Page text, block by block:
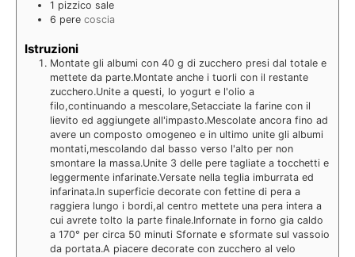
1 pizzico sale
6 pere coscia
Istruzioni
Montate gli albumi con 40 g di zucchero presi dal totale e
mettete da parte.Montate anche i tuorli con il restante
zucchero.Unite a questi, lo yogurt e l'olio a
filo,continuando a mescolare,Setacciate la farine con il
lievito ed aggiungete all'impasto.Mescolate ancora fino ad
avere un composto omogeneo e in ultimo unite gli albumi
montati,mescolando dal basso verso l'alto per non
smontare la massa.Unite 3 delle pere tagliate a tocchetti e
leggermente infarinate.Versate nella teglia imburrata ed
infarinata.In superficie decorate con fettine di pera a
raggiera lungo i bordi,al centro mettete una pera intera a
cui avrete tolto la parte finale.Infornate in forno gia caldo
a 170° per circa 50 minuti Sfornate e sformate sul vassoio
da portata.A piacere decorate con zucchero al velo